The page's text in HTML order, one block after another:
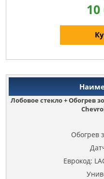
10
Лобовое стекло + Обогрев
Обогрев
Еврокод: